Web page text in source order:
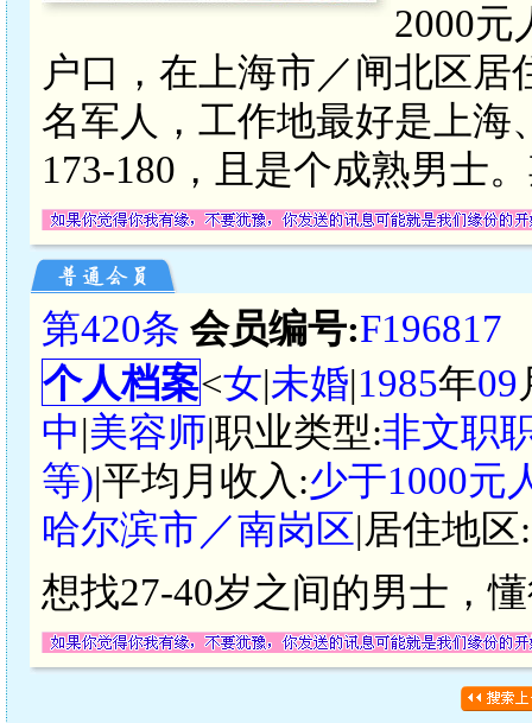
2000元
户口，在上海市／闸北区
名军人，工作地最好是上海
173-180，且是个成熟男士
第420条 会员编号:F196817
个人档案<女|未婚|1985年09
中|美容师|职业类型:非文职
等)|平均月收入:少于1000元
哈尔滨市／南岗区|居住地区:
想找27-40岁之间的男士，